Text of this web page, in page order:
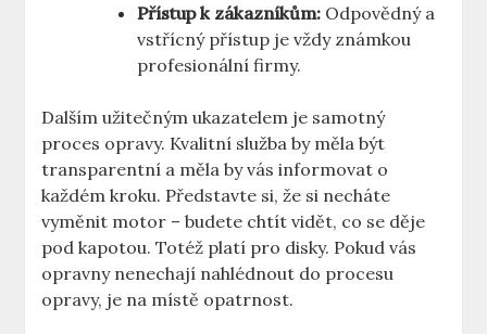
Přístup ‍k zákazníkům: Odpovědný a
vstřícný přístup je ​vždy známkou
profesionální firmy.
Dalším užitečným ukazatelem je samotný
proces opravy. Kvalitní služba ⁢by měla být‍
transparentní a ⁢měla by vás informovat‍ o
každém ⁣kroku. Představte​ si, že si necháte
vyměnit motor – budete chtít ⁢vidět, co se⁤ děje
pod⁤ kapotou. Totéž platí pro disky.‍ Pokud vás
opravny⁢ nenechají nahlédnout do procesu‌
opravy, je na místě⁢ opatrnost.